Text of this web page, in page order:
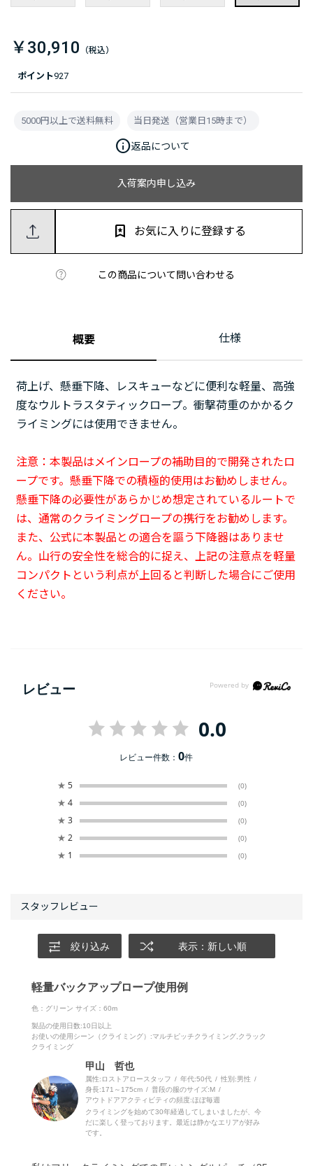
ポイント927
￥30,910
入荷案内申し込み
この商品について問い合わせる
お気に入りに登録する
5000円以上で送料無料 当日発送（営業日15時まで）
info返品について
概要 仕様
荷上げ、懸垂下降、レスキューなどに便利な軽量、高強
度なウルトラスタティックロープ。衝撃荷重のかかるク
ライミングには使用できません。
注意：本製品はメインロープの補助目的で開発されたロ
ープです。懸垂下降での積極的使用はお勧めしません。
懸垂下降の必要性があらかじめ想定されているルートで
は、通常のクライミングロープの携行をお勧めします。
また、公式に本製品との適合を謳う下降器はありませ
ん。山行の安全性を総合的に捉え、上記の注意点を軽量
コンパクトという利点が上回ると判断した場合にご使用
ください。
レビュー
0.0
レビュー件数：0件
★ 5 (0)
★ 4 (0)
★ 3 (0)
★ 2 (0)
★ 1 (0)
絞り込み 表示：新しい順
軽量バックアップロープ使用例
色：グリーン サイズ：60m
製品の使用日数:10日以上
お使いの使用シーン（クライミング） :マルチピッチクライミング,クラック
クライミング
甲山 哲也
属性:ロストアロースタッフ 年代:50代 性別:男性
身長:171～175cm 普段の服のサイズ:M
アウトドアアクティビティの頻度:ほぼ毎週
クライミングを始めて30年経過してしまいましたが、今
だに楽しく登っております。最近は静かなエリアが好み
です。